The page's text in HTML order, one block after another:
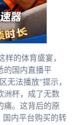
的体育盛宴，
的国内直播平
无法播放”提示，
洲杯，成了无数
痛。这背后的原
国内平台购买的转